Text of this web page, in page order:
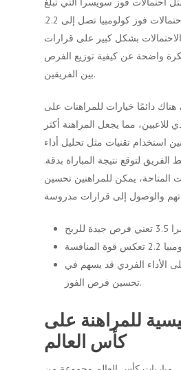
3.5، في حين أن احتمالات فوز كولومبيا تصل إلى 2.2.
بشكل كبير على قرارات
واضحة عن كيفية توزيع الفرص
بين الفريقين.
دائمًا خيارات للمراهنات على
للاعبين، مما يجعل المراهنة أكثر
استخدام تقنيات مثل تحليل أداء
لتوقع نتيجة المباراة بدقة.
المتاحة، يمكن للمراهنين تحسين
على الأداء الفردي قد يسهم في
تحسين فرص الفوز.
للمراهنة على
كأس العالم